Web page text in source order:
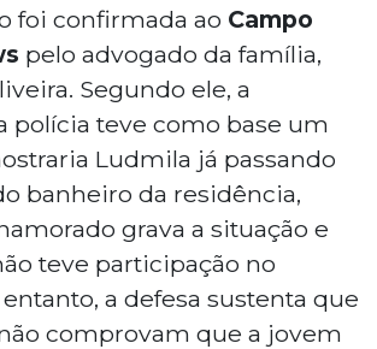
em março após passar
do namorado em Campo
recorrer ao Ministério Público
do Sul para contestar a
Delegacia Especializada de
à Mulher, que descartou o
defesa alega que o vídeo
base não comprova ingestão
substância e que
indicam envolvimento do
tráfico de drogas.
foi confirmada ao Campo
pelo advogado da família,
Segundo ele, a
polícia teve como base um
Ludmila já passando
banheiro da residência,
grava a situação e
teve participação no
a defesa sustenta que
comprovam que a jovem